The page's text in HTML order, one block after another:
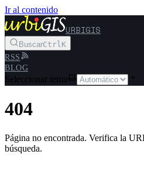
Ir al contenido
URBIGIS
BuscarCtrlK
RSS
BLOG
Seleccionar tema
404
Página no encontrada. Verifica la
búsqueda.